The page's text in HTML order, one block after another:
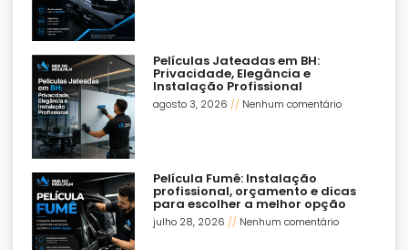
Películas Jateadas em BH:
Privacidade, Elegância e
Instalação Profissional
agosto 3, 2026 Nenhum comentário
Película Fumê: Instalação
profissional, orçamento e dicas
para escolher a melhor opção
julho 28, 2026 Nenhum comentário